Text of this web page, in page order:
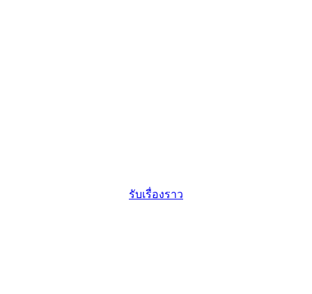
รับเรื่องราว